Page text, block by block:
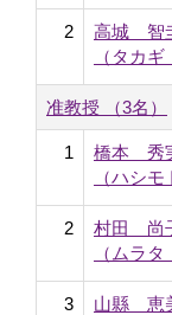
2
高城 智
（タカ
准教授 （3名）
1
橋本 秀
（ハシ
2
村田 尚
（ムラ
3
山縣 恵